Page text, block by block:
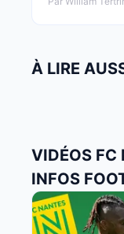
À LIRE
VIDÉOS FC
INFOS